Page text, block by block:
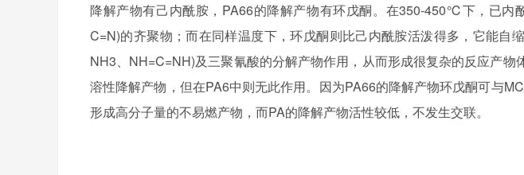
降解产物有己内酰胺，PA66的降解产物有环戊酮。在350-450℃下，已
C=N)的齐聚物；而在同样温度下，环戊酮则比己内酰胺活泼得多，它能自
NH3、NH=C=NH)及三聚氰酸的分解产物作用，从而形成很复杂的反应产物
溶性降解产物，但在PA6中则无此作用。因为PA66的降解产物环戊酮可与
形成高分子量的不易燃产物，而PA的降解产物活性较低，不发生交联。